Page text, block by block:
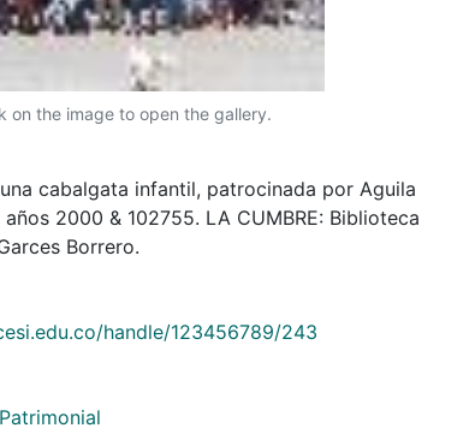
on the image to open the gallery.
cabalgata infantil, patrocinada por Aguila
2000 & 102755. LA CUMBRE: Biblioteca
Borrero.
handle/123456789/243